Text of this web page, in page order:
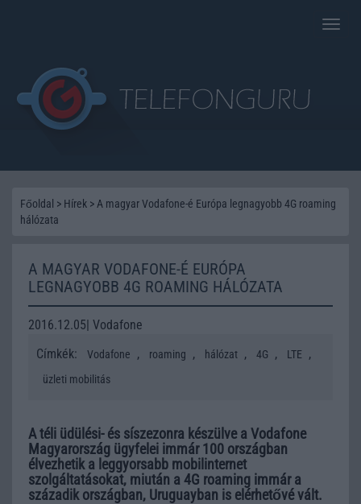
Toggle
Főoldal > Hírek > A magyar Vodafone-é Európa legnagyobb 4G roaming
hálózata
A MAGYAR VODAFONE-É EURÓPA
LEGNAGYOBB 4G ROAMING HÁLÓZATA
2016.12.05| Vodafone
Címkék:
Vodafone , roaming , hálózat , 4G , LTE ,
üzleti mobilitás
A téli üdülési- és síszezonra készülve a Vodafone
Magyarország ügyfelei immár 100 országban
élvezhetik a leggyorsabb mobilinternet
szolgáltatásokat, miután a 4G roaming immár a
századik országban, Uruguayban is elérhetővé vált.